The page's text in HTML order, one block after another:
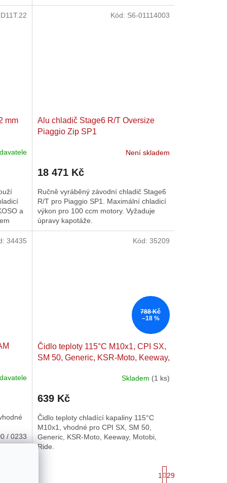
mm
a
Alu chladič Stage6 R/T Oversize
Piaggio Zip SP1
Není skladem
18 471 Kč
Ručně vyráběný závodní chladič Stage6
R/T pro Piaggio SP1. Maximální chladicí
výkon pro 100 ccm motory. Vyžaduje
úpravy kapotáže.
Kód: S6-01114003
/ 0233
34435
788 Kč
–18 %
Čidlo teploty 115°C M10x1, CPI SX,
SM 50, Generic, KSR-Moto, Keeway,
Skladem (1 ks)
639 Kč
Čidlo teploty chladící kapaliny 115°C
M10x1, vhodné pro CPI SX, SM 50,
Generic, KSR-Moto, Keeway, Motobi,
Ride.
Kód: 35209
t
1 29